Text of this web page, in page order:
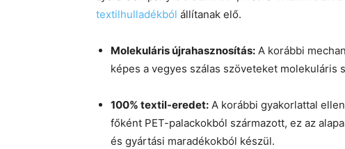
textilhulladékból állítanak elő.
Molekuláris újrahasznosítás: A korábbi
képes a vegyes szálas szöveteket
100% textil-eredet: A korábbi gyakorlattal
főként PET-palackokból származott, ez az
és gyártási maradékokból készül.